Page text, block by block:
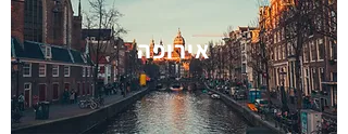
אירופה